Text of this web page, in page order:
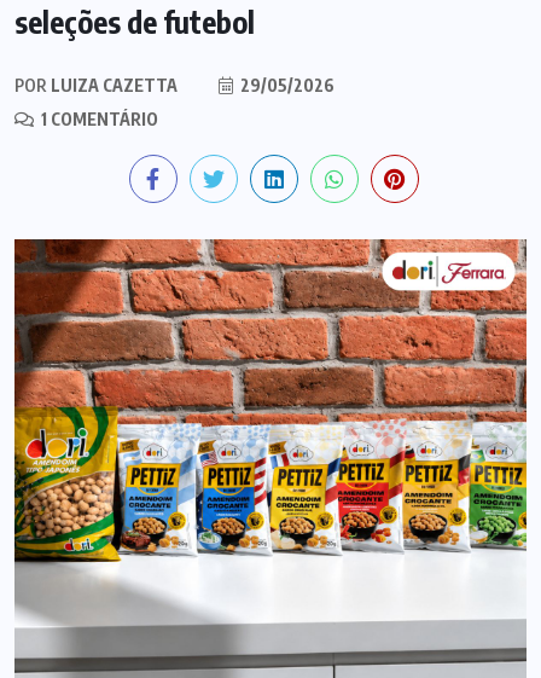
seleções de futebol
POR LUIZA CAZETTA
29/05/2026
1 COMENTÁRIO